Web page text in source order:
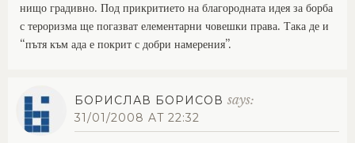
нищо градивно. Под прикритието на благородната идея за борба
с тероризма ще погазват елементарни човешки права. Така де и
“пътя към ада е покрит с добри намерения”.
БОРИСЛАВ БОРИСОВ says:
31/01/2008 AT 22:32